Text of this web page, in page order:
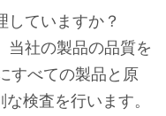
していますか？
当社の製品の品質を
すべての製品と原
検査を行います。